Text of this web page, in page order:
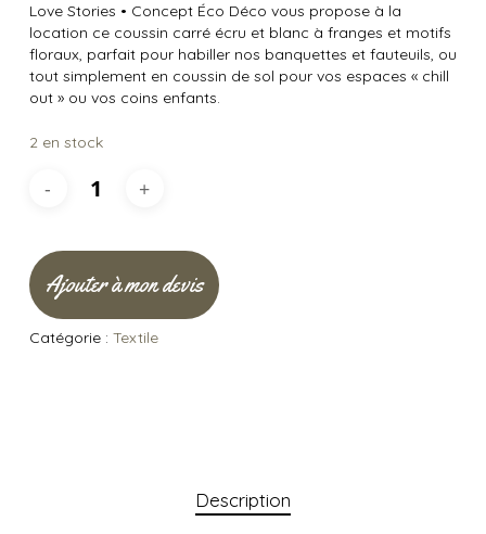
Love Stories • Concept Éco Déco vous propose à la
location ce coussin carré écru et blanc à franges et motifs
floraux, parfait pour habiller nos banquettes et fauteuils, ou
tout simplement en coussin de sol pour vos espaces « chill
out » ou vos coins enfants.
2 en stock
Ajouter à mon devis
Catégorie : Textile
Description